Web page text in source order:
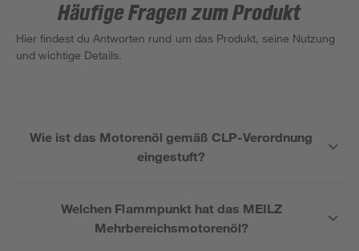
Häufige Fragen zum Produkt
Hier findest du Antworten rund um das Produkt, seine Nutzung
und wichtige Details.
Wie ist das Motorenöl gemäß CLP-Verordnung
eingestuft?
Welchen Flammpunkt hat das MEILZ
Mehrbereichsmotorenöl?